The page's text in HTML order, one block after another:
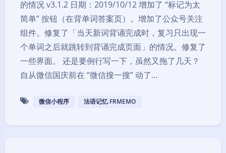
的情况 v3.1.2 日期：2019/10/12 增加了 “标记为太
简单” 按钮（在背单词答案页）。增加了公众号关注
组件。修复了「当天新词背诵完成时，复习只出现一
个单词之后就跳转到背诵完成页面」的情况。修复了
一些界面。 还是要例行写一下，虽然又拖了几天？
自从微信国庆前在 “微信搜一搜” 动了…
微信小程序 法语记忆 FRMEMO